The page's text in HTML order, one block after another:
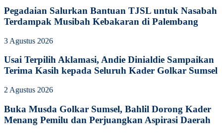
Pegadaian Salurkan Bantuan TJSL untuk Nasabah
Terdampak Musibah Kebakaran di Palembang
3 Agustus 2026
Usai Terpilih Aklamasi, Andie Dinialdie Sampaikan
Terima Kasih kepada Seluruh Kader Golkar Sumsel
2 Agustus 2026
Buka Musda Golkar Sumsel, Bahlil Dorong Kader
Menang Pemilu dan Perjuangkan Aspirasi Daerah